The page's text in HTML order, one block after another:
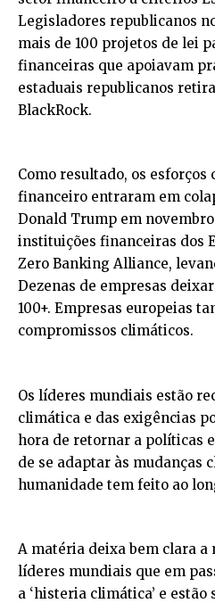
Legisladores republicanos
mais de 100 projetos de lei
financeiras que apoiavam
estaduais republicanos
BlackRock.
Como resultado, os esforços
financeiro entraram em
Donald Trump em
instituições financeiras dos
Zero Banking Alliance,
Dezenas de empresas
100+. Empresas europeias
compromissos climáticos.
Os líderes mundiais estão
climática e das exigências
hora de retornar a políticas
de se adaptar às mudanças
humanidade tem feito ao
A matéria deixa bem clara a
líderes mundiais que em
a ‘histeria climática’ e estão